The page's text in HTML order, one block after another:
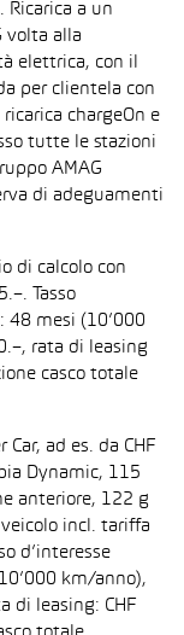
Ricarica a un
volta alla
elettrica, con il
per clientela con
chargeOn e
tutte le stazioni
AMAG
di adeguamenti
di calcolo con
Tasso
48 mesi (10’000
rata di leasing
casco totale
ad es. da CHF
Dynamic, 115
anteriore, 122 g
incl. tariffa
d’interesse
km/anno),
di leasing: CHF